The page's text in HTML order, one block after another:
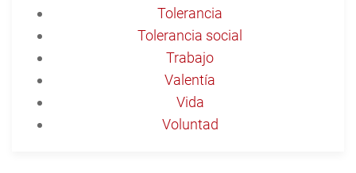
Tolerancia
Tolerancia social
Trabajo
Valentía
Vida
Voluntad